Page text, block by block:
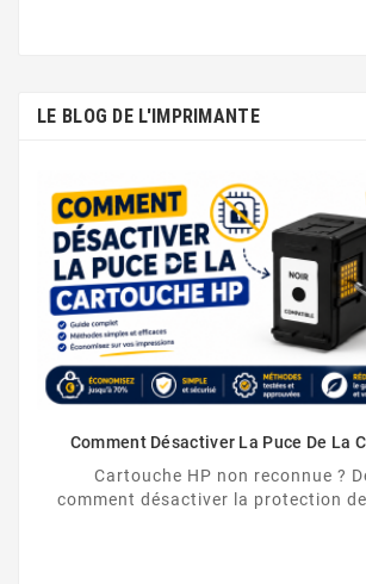
LE BLOG DE L'IMPRIMANTE
Comment Désactiver La Puce De La
Cartouche HP non reconnue ?
comment désactiver la protection